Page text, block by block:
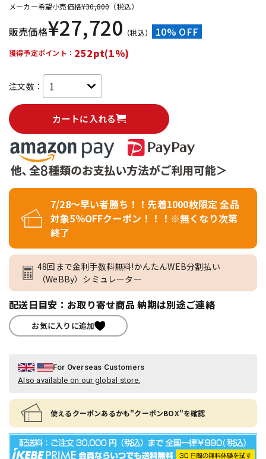
メーカー希望小売価格¥30,800 （税込）
販売価格¥27,720 （税込） 10% OFF
獲得予定ポイント： 252pt(1%)
注文数：
カートに入れる
7/28～早い者勝ち！！先着1000枚限定 全品
対象5％OFFクーポン！！！※無くなり次第
終了
48回まで金利手数料無料!かんたんWEB分割払い
（WeBBy）シミュレーター
配送日目安：お取り寄せ商品 納期は別途ご連絡
お気に入りに追加
For Overseas Customers
Also available on our global store.
使えるクーポンあるかも"クーポンBOX"を確認